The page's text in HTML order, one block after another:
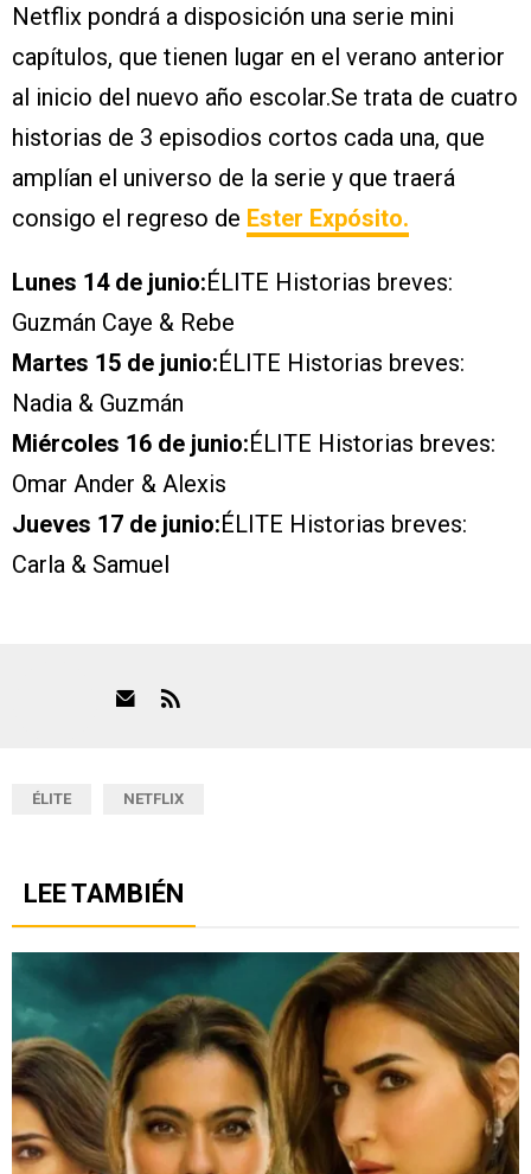
Netflix pondrá a disposición una serie mini
capítulos, que tienen lugar en el verano anterior
al inicio del nuevo año escolar.Se trata de cuatro
historias de 3 episodios cortos cada una, que
amplían el universo de la serie y que traerá
consigo el regreso de Ester Expósito.
Lunes 14 de junio:ÉLITE Historias breves:
Guzmán Caye & Rebe
Martes 15 de junio:ÉLITE Historias breves:
Nadia & Guzmán
Miércoles 16 de junio:ÉLITE Historias breves:
Omar Ander & Alexis
Jueves 17 de junio:ÉLITE Historias breves:
Carla & Samuel
ÉLITE NETFLIX
LEE TAMBIÉN